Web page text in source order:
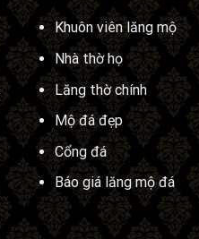
Khuôn viên lăng mộ
Nhà thờ họ
Lăng thờ chính
Mộ đá đẹp
Cổng đá
Báo giá lăng mộ đá